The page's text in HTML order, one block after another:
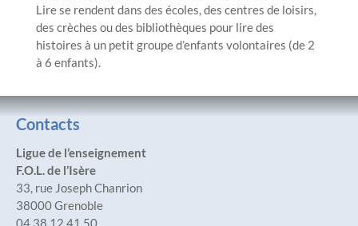
Lire se rendent dans des écoles, des centres de loisirs,
des crèches ou des bibliothèques pour lire des
histoires à un petit groupe d’enfants volontaires (de 2
à 6 enfants).
Contacts
Ligue de l’enseignement
F.O.L. de l’Isère
33, rue Joseph Chanrion
38000 Grenoble
04 38 12 41 50